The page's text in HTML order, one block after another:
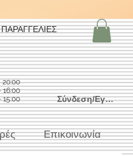
Σύνδεση/Εγγραφή
Επικοινωνία